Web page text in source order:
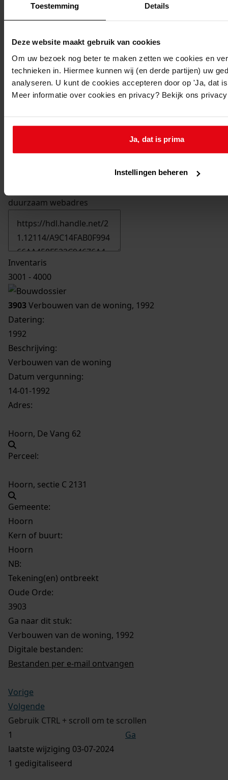
Toestemming Details
Deze website maakt gebruik van cookies
Om uw bezoek nog beter te maken zetten we cookies en
technieken in. Hiermee kunnen wij (en derde partijen) uw
analyseren. U kunt de cookies accepteren door op 'Ja, dat
Meer informatie over cookies en privacy? Bekijk ons
Ja, dat is prima
Instellingen beheren
duurzaam webadres
Inventaris
3001 - 4000
3903Verbouwen van de woning, 1992
Datering:
1992
Beschrijving:
Verbouwen van de woning
Datum vergunning:
14-01-1992
Adres:
Hoorn, De Vang 62
Perceel:
Hoorn, sectie C 2131
Gemeente:
Hoorn
Kern of buurt:
Hoorn
NB:
Tekening(en) ontbreekt
Oude Orde:
3903
Ga naar dit stuk:
Verbouwen van de woning, 1992
Digitale bestanden:
Bestanden per e-mail ontvangen
Vorige
Volgende
Gebruik CTRL + scroll om te scrollen
Ga
laatste wijziging 03-07-2024
1 gedigitaliseerd